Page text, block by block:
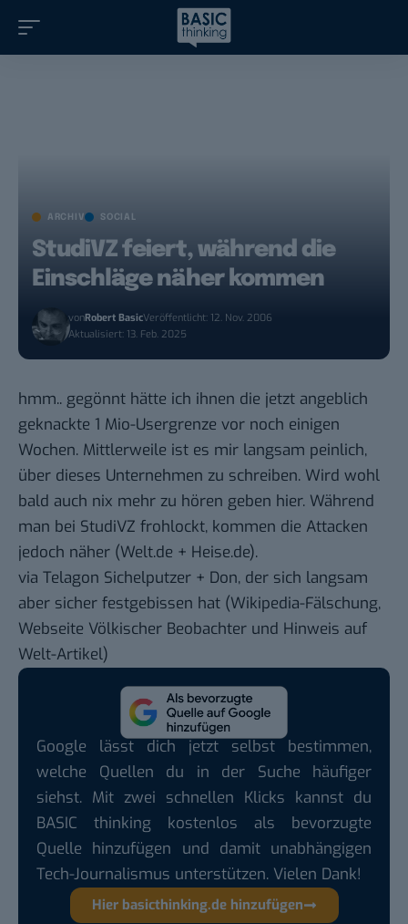
ARCHIV SOCIAL
StudiVZ feiert, während die
Einschläge näher kommen
vonRobert BasicVeröffentlicht: 12. Nov. 2006
Aktualisiert: 13. Feb. 2025
hmm.. gegönnt hätte ich ihnen die jetzt angeblich
geknackte 1 Mio-Usergrenze vor noch einigen
Wochen. Mittlerweile ist es mir langsam peinlich,
über dieses Unternehmen zu schreiben. Wird wohl
bald auch nix mehr zu hören geben hier. Während
man bei StudiVZ frohlockt, kommen die Attacken
jedoch näher (Welt.de + Heise.de).
via Telagon Sichelputzer + Don, der sich langsam
aber sicher festgebissen hat (Wikipedia-Fälschung,
Webseite Völkischer Beobachter und Hinweis auf
Welt-Artikel)
Google lässt dich jetzt selbst bestimmen,
welche Quellen du in der Suche häufiger
siehst. Mit zwei schnellen Klicks kannst du
BASIC thinking kostenlos als bevorzugte
Quelle hinzufügen und damit unabhängigen
Tech-Journalismus unterstützen. Vielen Dank!
Hier basicthinking.de hinzufügen